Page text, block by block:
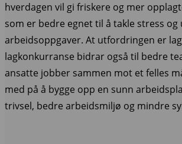
hverdagen vil gi friskere og mer
som er bedre egnet til å takle stress og
arbeidsoppgaver. At utfordringen er
lagkonkurranse bidrar også til bedre
ansatte jobber sammen mot et felles
med på å bygge opp en sunn
trivsel, bedre arbeidsmiljø og mindre